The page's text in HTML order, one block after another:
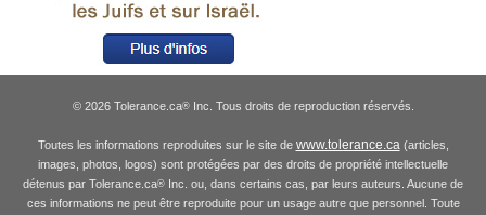
© 2026 Tolerance.ca®Inc. Tous droits de reproduction réservés.
Toutes les informations reproduites sur le site de www.tolerance.ca(articles,
images, photos, logos) sont protégées par des droits de propriété intellectuelle
détenus par Tolerance.ca® Inc. ou, dans certains cas, par leurs auteurs. Aucune de
ces informations ne peut être reproduite pour un usage autre que personnel. Toute